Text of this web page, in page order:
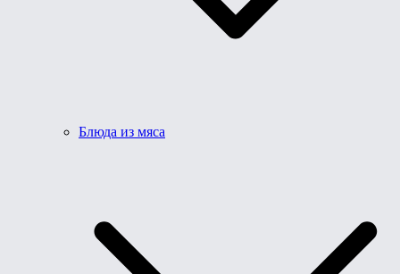
Блюда из мяса